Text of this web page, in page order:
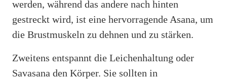
werden, während das andere nach hinten
gestreckt wird, ist eine hervorragende Asana, um
die Brustmuskeln zu dehnen und zu stärken.
Zweitens entspannt die Leichenhaltung oder
Savasana den Körper. Sie sollten in